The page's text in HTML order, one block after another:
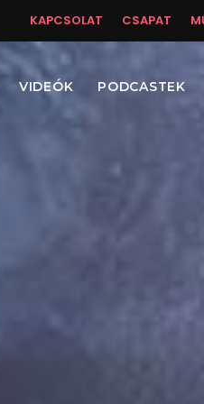
KAPCSOLAT CSAPAT
VIDEÓK PODCASTEK